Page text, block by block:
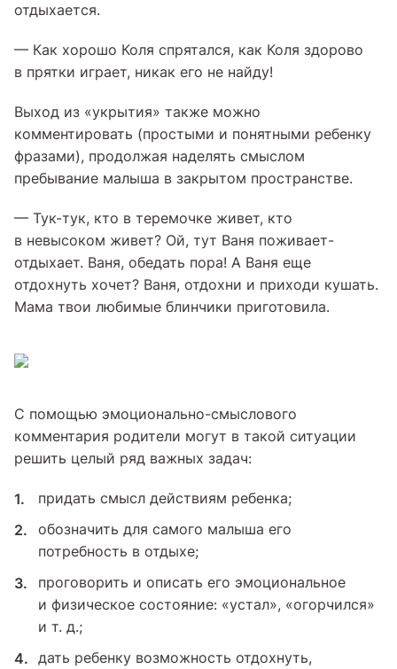
отдыхается.
— Как хорошо Коля спрятался, как Коля здорово
в прятки играет, никак его не найду!
Выход из «укрытия» также можно
комментировать (простыми и понятными ребенку
фразами), продолжая наделять смыслом
пребывание малыша в закрытом пространстве.
— Тук-тук, кто в теремочке живет, кто
в невысоком живет? Ой, тут Ваня поживает-
отдыхает. Ваня, обедать пора! А Ваня еще
отдохнуть хочет? Ваня, отдохни и приходи кушать.
Мама твои любимые блинчики приготовила.
С помощью эмоционально-смыслового
комментария родители могут в такой ситуации
решить целый ряд важных задач:
придать смысл действиям ребенка;
обозначить для самого малыша его
потребность в отдыхе;
проговорить и описать его эмоциональное
и физическое состояние: «устал», «огорчился»
и т. д.;
дать ребенку возможность отдохнуть,